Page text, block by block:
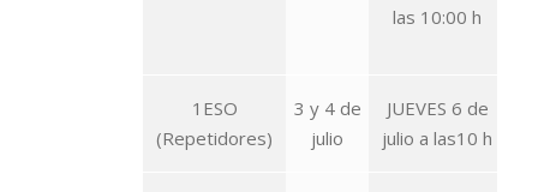
las 10:00 h
1ESO
(Repetidores)
3 y 4 de
julio
JUEVES 6 de
julio a las10 h